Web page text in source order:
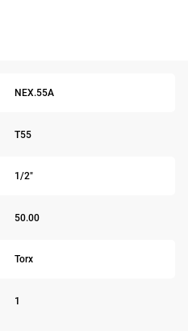
NEX.55A
T55
1/2"
50.00
Torx
1